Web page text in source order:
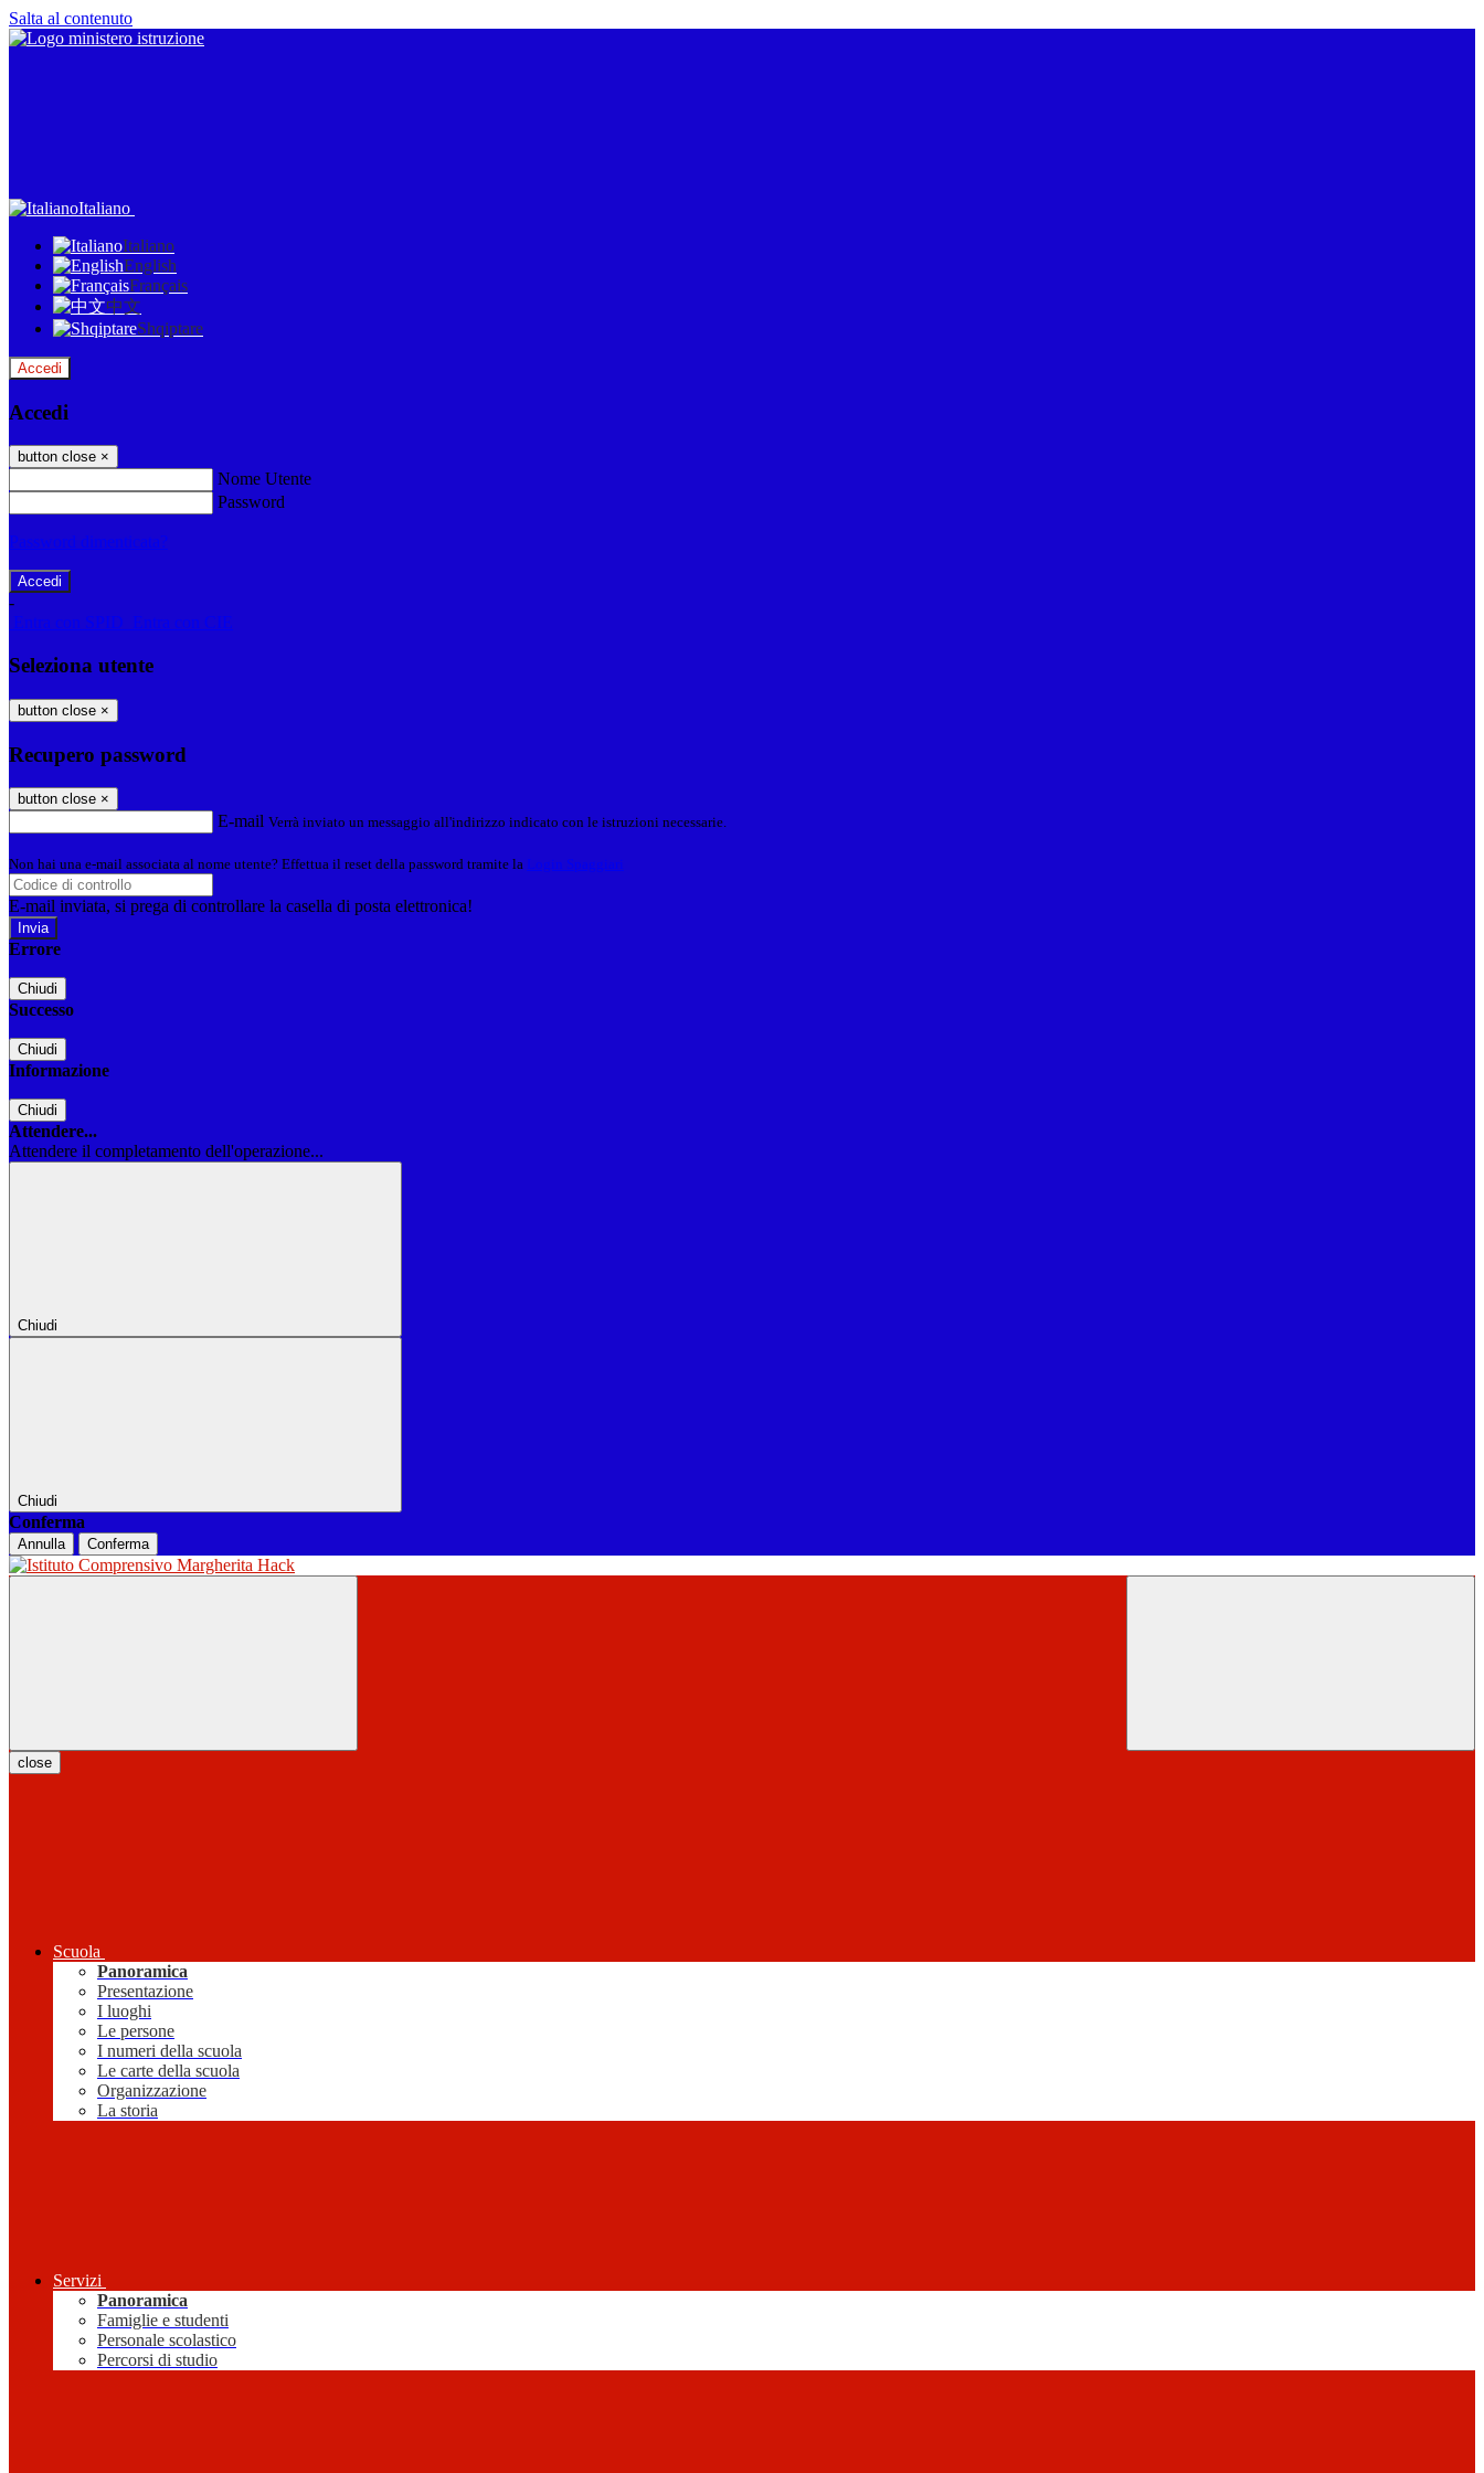
Salta al contenuto
Italiano
Italiano
English
Français
中文
Shqiptare
Accedi
Accedi
button close ×
Nome Utente
Password
Password dimenticata?
-
Entra con SPID
Entra con CIE
Seleziona utente
button close ×
Recupero password
button close ×
E-mail Verrà inviato un messaggio all'indirizzo indicato con le istruzioni necessarie.
Non hai una e-mail associata al nome utente? Effettua il reset della password tramite la Login Spaggiari
E-mail inviata, si prega di controllare la casella di posta elettronica!
Errore
Chiudi
Successo
Chiudi
Informazione
Chiudi
Attendere...
Attendere il completamento dell'operazione...
Chiudi
Chiudi
Conferma
Annulla Conferma
close
Scuola
Panoramica
Presentazione
I luoghi
Le persone
I numeri della scuola
Le carte della scuola
Organizzazione
La storia
Servizi
Panoramica
Famiglie e studenti
Personale scolastico
Percorsi di studio